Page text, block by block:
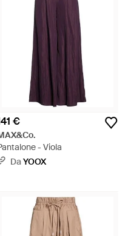
€
- Viola
DaYOOX